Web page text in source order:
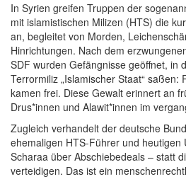
In Syrien greifen Truppen der
mit islamistischen Milizen (HTS) die
an, begleitet von Morden,
Hinrichtungen. Nach dem
SDF wurden Gefängnisse geöffnet, in
Terrormiliz „Islamischer Staat“ saßen:
kamen frei. Diese Gewalt erinnert an
Drus*innen und Alawit*innen im
Zugleich verhandelt der deutsche
ehemaligen HTS-Führer und heutigen
Scharaa über Abschiebedeals – statt
verteidigen. Das ist ein